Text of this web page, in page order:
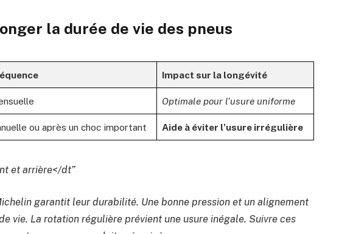
la durée de vie des pneus
Impact sur la longévité
Optimale pour l’usure uniforme
ou après un choc important Aide à éviter l’usure irrégulière
et arrière</dt”
garantit leur durabilité. Une bonne pression et un alignement
vie. La rotation régulière prévient une usure inégale. Suivre ces